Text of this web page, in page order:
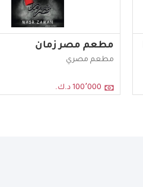
مطعم مصر زمان
مطعم مصري
100٬000 د.ك.